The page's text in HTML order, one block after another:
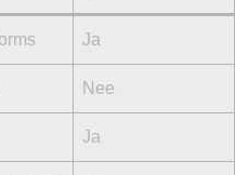
Ja
Nee
Ja